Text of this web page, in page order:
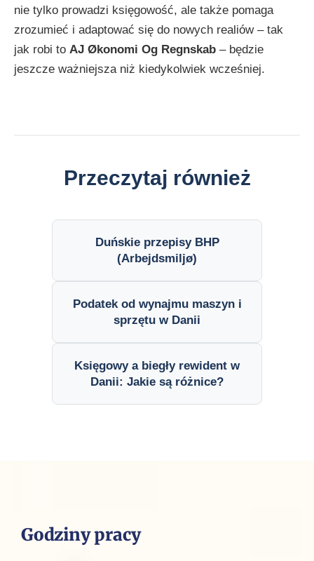
nie tylko prowadzi księgowość, ale także pomaga
zrozumieć i adaptować się do nowych realiów – tak
jak robi to AJ Økonomi Og Regnskab – będzie
jeszcze ważniejsza niż kiedykolwiek wcześniej.
Przeczytaj również
Duńskie przepisy BHP
(Arbejdsmiljø)
Podatek od wynajmu maszyn i
sprzętu w Danii
Księgowy a biegły rewident w
Danii: Jakie są różnice?
Godziny pracy